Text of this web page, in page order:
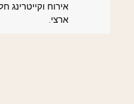
אירוח וקייטרינג
ארצי.